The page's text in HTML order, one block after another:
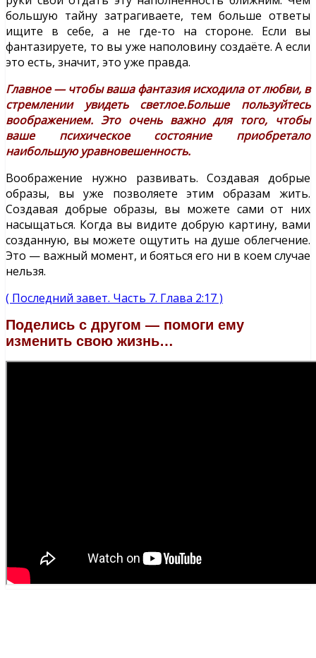
большую тайну затрагиваете, тем больше ответы
ищите в себе, а не где-то на стороне. Если вы
фантазируете, то вы уже наполовину создаёте. А если
это есть, значит, это уже правда.
Главное — чтобы ваша фантазия исходила от любви, в
стремлении увидеть светлое.Больше пользуйтесь
воображением. Это очень важно для того, чтобы
ваше психическое состояние приобретало
наибольшую уравновешенность.
Воображение нужно развивать. Создавая добрые
образы, вы уже позволяете этим образам жить.
Создавая добрые образы, вы можете сами от них
насыщаться. Когда вы видите добрую картину, вами
созданную, вы можете ощутить на душе облегчение.
Это — важный момент, и бояться его ни в коем случае
нельзя.
( Последний завет. Часть 7. Глава 2:17 )
Поделись с другом — помоги ему
изменить свою жизнь…